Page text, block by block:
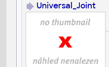
Universal_Joint